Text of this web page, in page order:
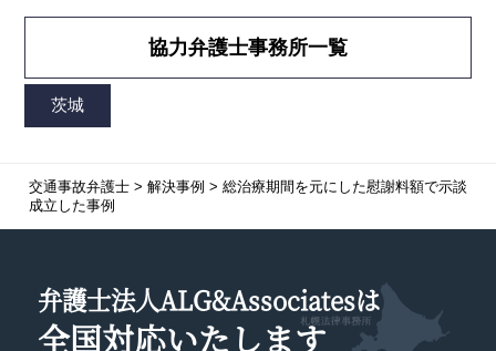
協力弁護士事務所一覧
交通事故弁護士> 解決事例 > 総治療期間を元にした慰謝料額で示談
成立した事例
弁護士法人ALG&Associatesは
全国対応いたします